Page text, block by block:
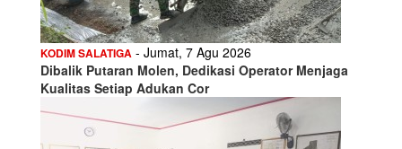
KODIM SALATIGA - Jumat, 7 Agu 2026
Dibalik Putaran Molen, Dedikasi Operator Menjaga
Kualitas Setiap Adukan Cor